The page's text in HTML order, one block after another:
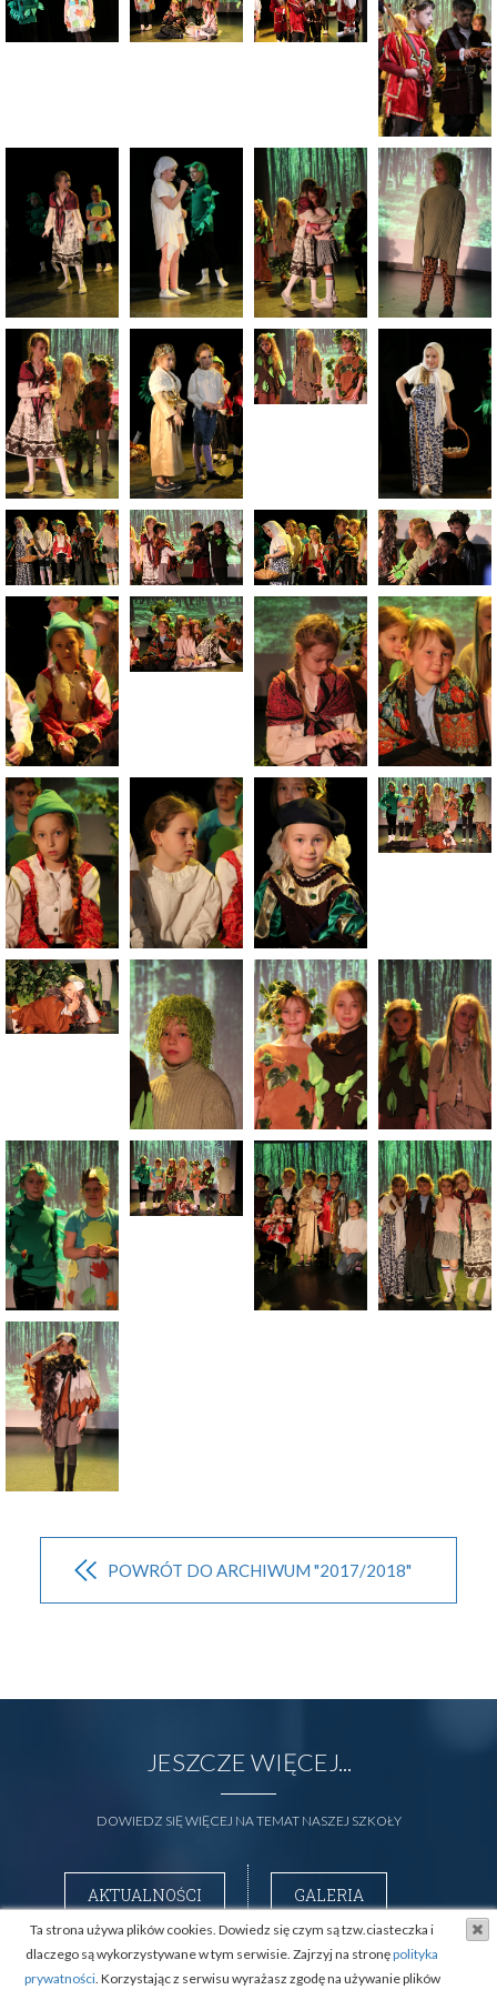
POWRÓT DO ARCHIWUM "2017/2018"
JESZCZE WIĘCEJ...
DOWIEDZ SIĘ WIĘCEJ NA TEMAT NASZEJ SZKOŁY
AKTUALNOŚCI GALERIA
Ta strona używa plików cookies. Dowiedz się czym są tzw.ciasteczka i
dlaczego są wykorzystywane w tym serwisie. Zajrzyj na stronępolityka
prywatności. Korzystając z serwisu wyrażasz zgodę na używanie plików